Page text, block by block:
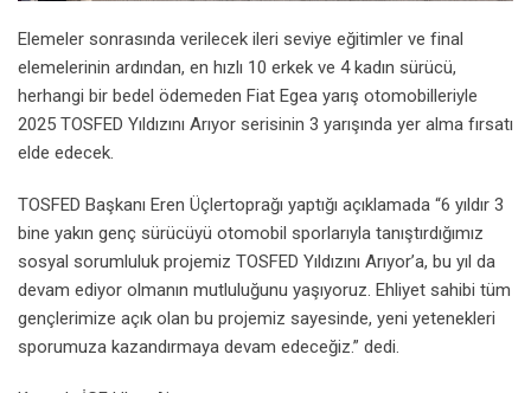
Elemeler sonrasında verilecek ileri seviye eğitimler ve final
elemelerinin ardından, en hızlı 10 erkek ve 4 kadın sürücü,
herhangi bir bedel ödemeden Fiat Egea yarış otomobilleriyle
2025 TOSFED Yıldızını Arıyor serisinin 3 yarışında yer alma fırsatı
elde edecek.
TOSFED Başkanı Eren Üçlertoprağı yaptığı açıklamada “6 yıldır 3
bine yakın genç sürücüyü otomobil sporlarıyla tanıştırdığımız
sosyal sorumluluk projemiz TOSFED Yıldızını Arıyor’a, bu yıl da
devam ediyor olmanın mutluluğunu yaşıyoruz. Ehliyet sahibi tüm
gençlerimize açık olan bu projemiz sayesinde, yeni yetenekleri
sporumuza kazandırmaya devam edeceğiz.” dedi.